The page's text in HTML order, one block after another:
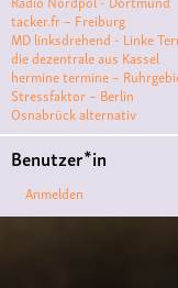
VKqueer
ve#film
#filmclub
tacker.fr – Freiburg
MD linksdrehend - Linke
die dezentrale aus Kassel
hermine termine –
Stressfaktor – Berlin
Osnabrück alternativ
Benutzer*in
Anmelden